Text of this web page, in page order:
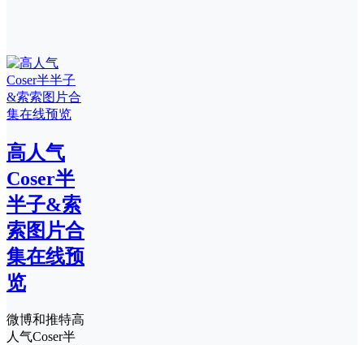
高人气
Coser半
半子&索
索图片合
集在线预
览
微博和推特高
人气Coser半